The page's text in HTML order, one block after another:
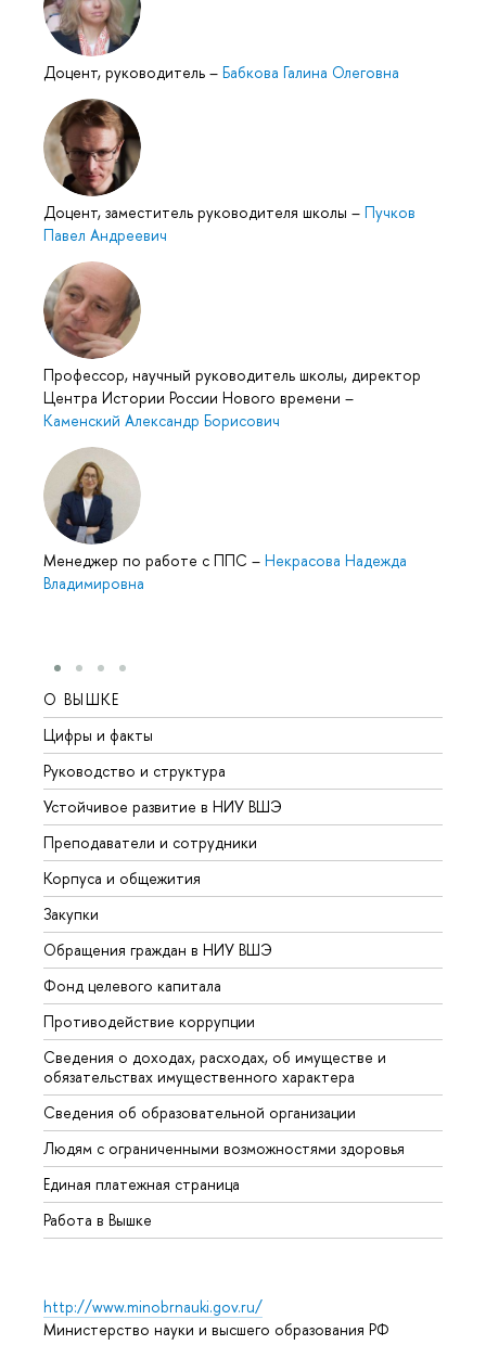
Доцент, руководитель – Бабкова Галина Олеговна
Доцент, заместитель руководителя школы – Пучков
Павел Андреевич
Профессор, научный руководитель школы, директор
Центра Истории России Нового времени –
Каменский Александр Борисович
Менеджер по работе с ППС – Некрасова Надежда
Владимировна
О ВЫШКЕ
Цифры и факты
Руководство и структура
Устойчивое развитие в НИУ ВШЭ
Преподаватели и сотрудники
Корпуса и общежития
Закупки
Обращения граждан в НИУ ВШЭ
Фонд целевого капитала
Противодействие коррупции
Сведения о доходах, расходах, об имуществе и
обязательствах имущественного характера
Сведения об образовательной организации
Людям с ограниченными возможностями здоровья
Единая платежная страница
Работа в Вышке
http://www.minobrnauki.gov.ru/
Министерство науки и высшего образования РФ